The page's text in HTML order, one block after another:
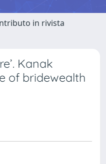
in rivista
Kanak
of bridewealth